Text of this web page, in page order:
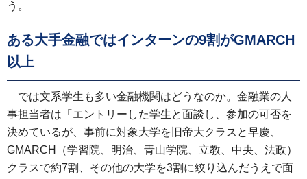
う。
ある大手金融ではインターンの9割がGMARCH
以上
では文系学生も多い金融機関はどうなのか。金融業の人
事担当者は「エントリーした学生と面談し、参加の可否を
決めているが、事前に対象大学を旧帝大クラスと早慶、
GMARCH（学習院、明治、青山学院、立教、中央、法政）
クラスで約7割、その他の大学を3割に絞り込んだうえで面